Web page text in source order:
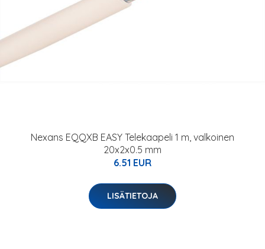
Nexans EQQXB EASY Telekaapeli 1 m, valkoinen
20x2x0.5 mm
6.51 EUR
LISÄTIETOJA